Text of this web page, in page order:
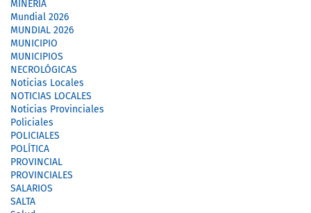
MINERÍA
Mundial 2026
MUNDIAL 2026
MUNICIPIO
MUNICIPIOS
NECROLÓGICAS
Noticias Locales
NOTICIAS LOCALES
Noticias Provinciales
Policiales
POLICIALES
POLÍTICA
PROVINCIAL
PROVINCIALES
SALARIOS
SALTA